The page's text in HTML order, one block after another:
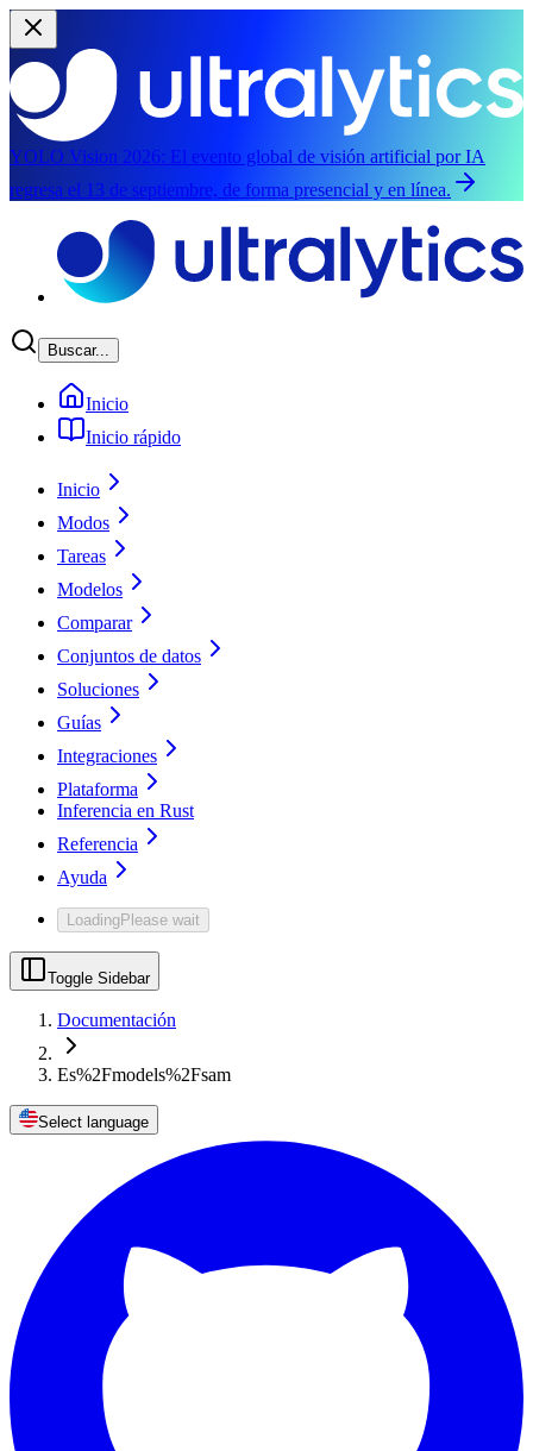
YOLO Vision 2026: El evento global de visión artificial por IA
regresa el 13 de septiembre, de forma presencial y en línea.
Buscar...
Inicio
Inicio rápido
Inicio
Modos
Tareas
Modelos
Comparar
Conjuntos de datos
Soluciones
Guías
Integraciones
Plataforma
Inferencia en Rust
Referencia
Ayuda
LoadingPlease wait
Toggle Sidebar
Documentación
Es%2Fmodels%2Fsam
Select language